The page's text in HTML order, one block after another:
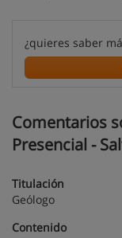
¿quieres saber
Comentarios
Presencial -
Titulación
Geólogo
Contenido